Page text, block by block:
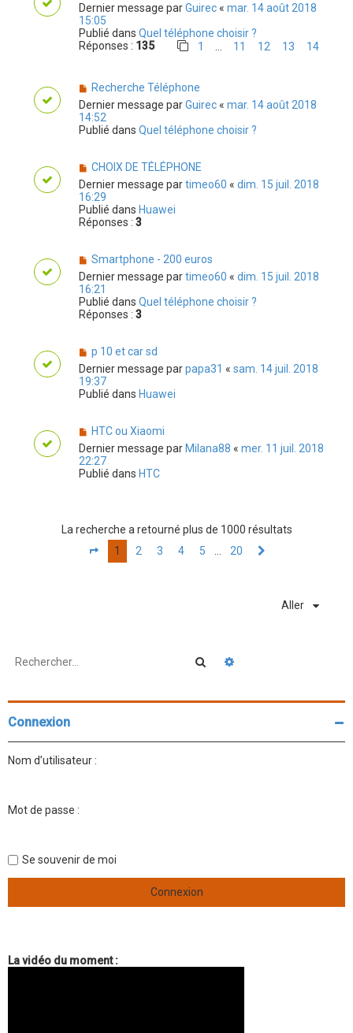
Dernier message parGuirec« mar. 14 août 2018
15:05
Publié dans Quel téléphone choisir ?
Réponses : 135 1 11 12 13 14
Recherche Téléphone
Dernier message parGuirec« mar. 14 août 2018
14:52
Publié dans Quel téléphone choisir ?
CHOIX DE TÉLÉPHONE
Dernier message partimeo60 « dim. 15 juil. 2018
16:29
Publié dans Huawei
Réponses : 3
Smartphone - 200 euros
Dernier message partimeo60 « dim. 15 juil. 2018
16:21
Publié dans Quel téléphone choisir ?
Réponses : 3
p 10 et car sd
Dernier message parpapa31 « sam. 14 juil. 2018
19:37
Publié dans Huawei
HTC ou Xiaomi
Dernier message parMilana88 « mer. 11 juil. 2018
22:27
Publié dans HTC
La recherche a retourné plus de 1000 résultats
Page
1sur 20
1 2 3 4 5 20
Aller
Rechercher
Connexion
Nom d’utilisateur :
Mot de passe :
Se souvenir de moi
La vidéo du moment :